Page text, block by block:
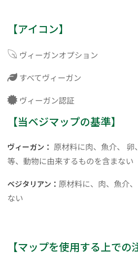
【アイコン】
ヴィーガンオプション
すべてヴィーガン
ヴィーガン認証
【当ベジマップの基準】
ヴィーガン： 原材料に肉、魚介、
等、動物に由来するものを含まない
ベジタリアン： 原材料に、肉、魚介
ない
【マップを使用する上での